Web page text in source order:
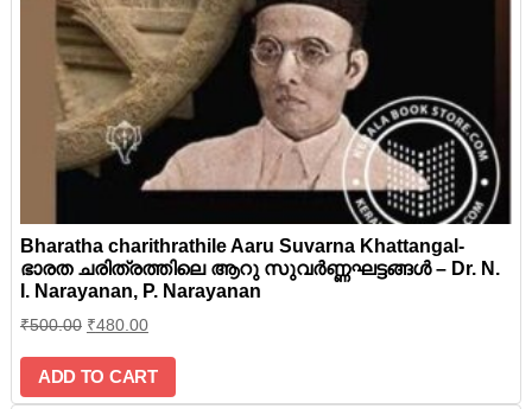
Bharatha charithrathile Aaru Suvarna Khattangal-
ഭാരത ചരിത്രത്തിലെ ആറു സുവര്‍ണ്ണഘട്ടങ്ങള്‍ – Dr. N.
I. Narayanan, P. Narayanan
₹500.00 ₹480.00
ADD TO CART